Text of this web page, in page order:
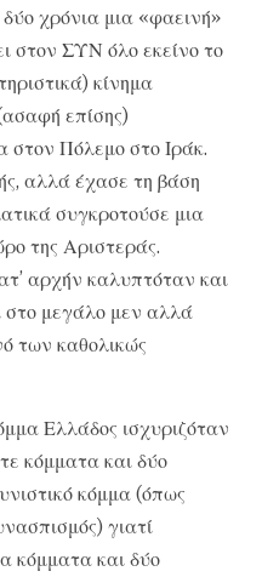
χρόνια μια «φαεινή»
στον ΣΥΝ όλο εκείνο το
κίνημα
επίσης)
στον Πόλεμο στο Ιράκ.
αλλά έχασε τη βάση
συγκροτούσε μια
της Αριστεράς.
αρχήν καλυπτόταν και
μεγάλο μεν αλλά
των καθολικώς
Ελλάδος ισχυριζόταν
κόμματα και δύο
κόμμα (όπως
γιατί
κόμματα και δύο